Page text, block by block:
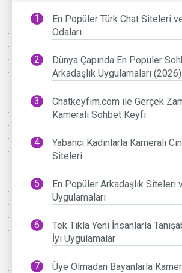
En Popüler Türk Chat Siteleri
Odaları
Dünya Çapında En Popüler
Arkadaşlık Uygulamaları (2026)
Chatkeyfim.com ile Gerçek
Kameralı Sohbet Keyfi
Yabancı Kadınlarla Kameralı
Siteleri
En Popüler Arkadaşlık Siteleri
Uygulamaları
Tek Tıkla Yeni İnsanlarla
İyi Uygulamalar
Üye Olmadan Bayanlarla